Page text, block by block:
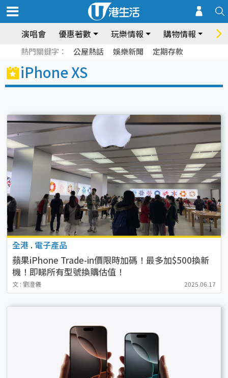
演唱會 優惠著數 玩樂情報 購物情報 飲
熱門關鍵字： 公屋熱話 娛樂新聞 定期存款
iPhone XS
全港 . 電子產品
蘋果iPhone Trade-in價限時加碼！最多加$500換新
機！即睇所有型號換購估值！
文 : 劉澄儀 2025.06.17